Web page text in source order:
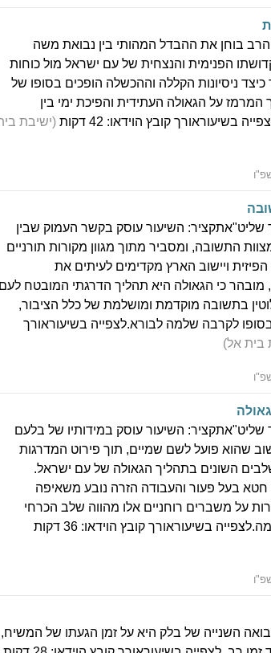
בוחן את ההבדל המהותי בין נבואת משה
הפנימית והנצחית של עם ישראל מול כוחות
ניסיונות הקללה וההכשלה הופכים בסופו של
על הגאולה העתידית והפיכת ימי בין
קובץ הוידאו: 42 דקות
(ישיבת
השיעור עוסק בקשר העמוק שבין
התשובה, ומסביר מתוך מגוון מקורות תורניים
ויישוב הארץ מקדימים לעיתים את
מובהר כי הגאולה היא תהליך הדרגתי המובטח לעם
בתשובה מוקדמת ומושלמת של כלל הציבור,
לקרבה שלמה לבורא.לצפייה בשיעוראורך
בית אל)
השיעור עוסק במידותיו של בלעם
שהוא פועל לשם שמיים, תוך פירוט המדרגות
השונים בתהליך הגאולה של עם ישראל.
בעל פעור והעבודה הזרה נובע משאיפה
על משברים רוחניים אלו מהווה שלב הכרחי
בשיעוראורך קובץ הוידאו: 36 דקות
השנייה של בלק היא על זמן הגעתו של המשיח,